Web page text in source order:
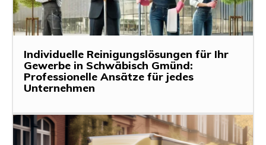
Individuelle Reinigungslösungen für Ihr
Gewerbe in Schwäbisch Gmünd:
Professionelle Ansätze für jedes
Unternehmen